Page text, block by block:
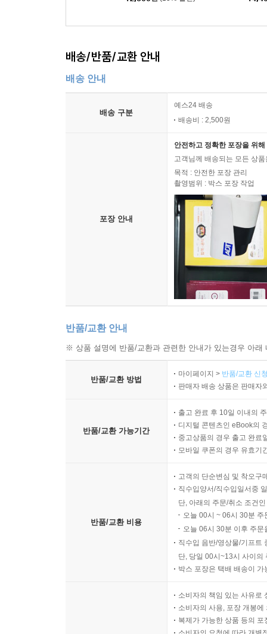
배송/반품/교환 안내
배송 안내
배송 구분
예스24 배송
배송비 : 2,500원
포장 안내
안전하고 정확한 포장을 위
고객님께 배송되는 모든 상
목적 : 안전한 포장 관리
촬영범위 : 박스 포장 작업
반품/교환 안내
※ 상품 설명에 반품/교환과 관련한 안내가 있는경우 아
반품/교환 방법
마이페이지 > 반품/교환 신
판매자 배송 상품은 판매자
반품/교환 가능기간
출고 완료 후 10일 이내의
디지털 콘텐츠인 eBook의
중고상품의 경우 출고 완료
모바일 쿠폰의 경우 유효기
반품/교환 비용
고객의 단순변심 및 착오구
직수입양서/직수입일서중
단, 아래의 주문/취소 조건
오늘 00시 ~ 06시 30분
오늘 06시 30분 이후 주
직수입 음반/영상물/기프트
단, 당일 00시~13시 사이의
박스 포장은 택배 배송이
소비자의 책임 있는 사유로
소비자의 사용, 포장 개봉
복제가 가능한 상품 등의